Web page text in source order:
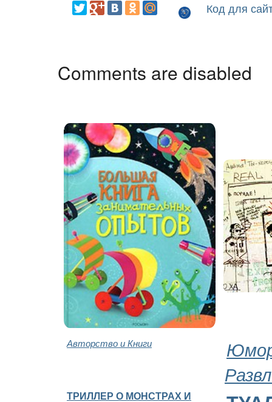
Код для
Comments are disabled
Авторство и Книги
ТРИЛЛЕР О МОНСТРАХ И